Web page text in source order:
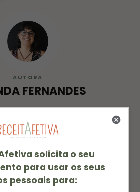
AUTORA
FERNANDES
e as mãos por trás das receitas
amor genuíno por todos os
aberto. Sua paixão está na
pés não resistem a uma nova
e passagens, ela transforma
solicita o seu
para usar os seus
pessoais para: